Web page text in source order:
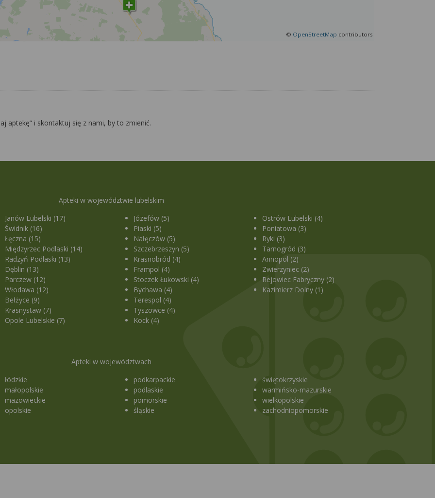
© OpenStreetMap contributors
aptekę” i skontaktuj się z nami, by to zmienić.
Apteki w województwie lubelskim
Janów Lubelski (17)
Świdnik (16)
Łęczna (15)
Międzyrzec Podlaski (14)
Radzyń Podlaski (13)
Dęblin (13)
Parczew (12)
Włodawa (12)
Bełżyce (9)
Krasnystaw (7)
Opole Lubelskie (7)
Józefów (5)
Piaski (5)
Nałęczów (5)
Szczebrzeszyn (5)
Krasnobród (4)
Frampol (4)
Stoczek Łukowski (4)
Bychawa (4)
Terespol (4)
Tyszowce (4)
Kock (4)
Ostrów Lubelski (4)
Poniatowa (3)
Ryki (3)
Tarnogród (3)
Annopol (2)
Zwierzyniec (2)
Rejowiec Fabryczny (2)
Kazimierz Dolny (1)
Apteki w województwach
łódzkie
małopolskie
mazowieckie
opolskie
podkarpackie
podlaskie
pomorskie
śląskie
świętokrzyskie
warmińsko-mazurskie
wielkopolskie
zachodniopomorskie